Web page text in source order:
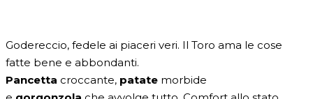
Godereccio, fedele ai piaceri veri. Il Toro ama le cose
fatte bene e abbondanti.
Pancetta croccante, patate morbide